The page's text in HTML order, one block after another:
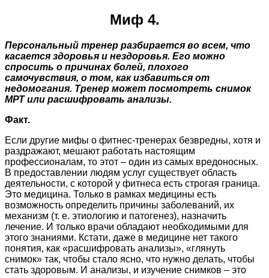
Миф 4.
Персональный тренер разбирается во всем, что
касается здоровья и нездоровья. Его можно
спросить о причинах болей, плохого
самочувствия, о том, как избавиться от
недомогания. Тренер может посмотреть снимок
МРТ или расшифровать анализы.
Факт.
Если другие мифы о фитнес-тренерах безвредны, хотя и
раздражают, мешают работать настоящим
профессионалам, то этот – один из самых вредоносных.
В предоставлении людям услуг существует область
деятельности, с которой у фитнеса есть строгая граница.
Это медицина. Только в рамках медицины есть
возможность определить причины заболеваний, их
механизм (т. е. этиологию и патогенез), назначить
лечение. И только врачи обладают необходимыми для
этого знаниями. Кстати, даже в медицине нет такого
понятия, как «расшифровать анализы», «глянуть
снимок» так, чтобы стало ясно, что нужно делать, чтобы
стать здоровым. И анализы, и изучение снимков – это